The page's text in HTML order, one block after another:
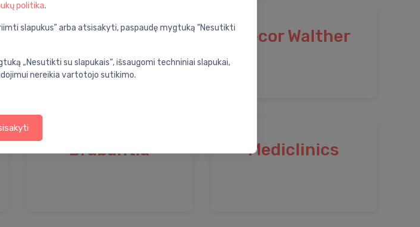
Aquanova Decor Walther
Brabantia Mediclinics
politika.
slapukus" arba atsisakyti, paspaudę mygtuką "Nesutikti
„Nesutikti su slapukais“, išsaugomi techniniai slapukai,
nereikia vartotojo sutikimo.